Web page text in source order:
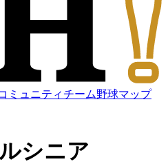
ミュニティチーム野球マップ
シニア